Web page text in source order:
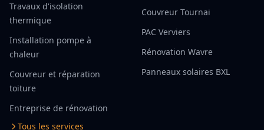
Travaux d'isolation
thermique
Installation pompe à
chaleur
Couvreur et réparation
toiture
Entreprise de rénovation
Tous les services
Couvreur Tournai
PAC Verviers
Rénovation Wavre
Panneaux solaires BXL